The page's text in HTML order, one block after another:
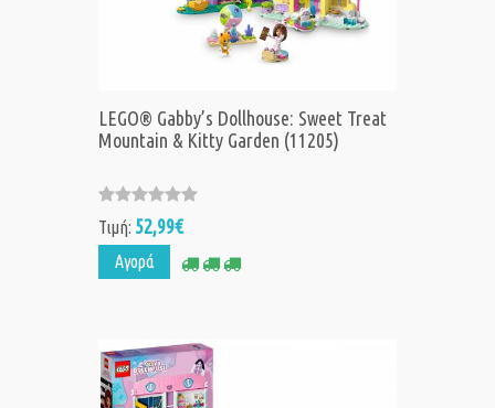
LEGO® Gabby’s Dollhouse: Sweet Treat
Mountain & Kitty Garden (11205)
Τιμή: 52,99€
Αγορά